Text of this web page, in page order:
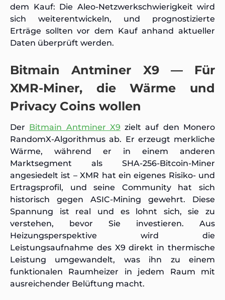
dem Kauf: Die Aleo-Netzwerkschwierigkeit wird
sich weiterentwickeln, und prognostizierte
Erträge sollten vor dem Kauf anhand aktueller
Daten überprüft werden.
Bitmain Antminer X9 — Für
XMR-Miner, die Wärme und
Privacy Coins wollen
Der Bitmain Antminer X9 zielt auf den Monero
RandomX-Algorithmus ab. Er erzeugt merkliche
Wärme, während er in einem anderen
Marktsegment als SHA-256-Bitcoin-Miner
angesiedelt ist – XMR hat ein eigenes Risiko- und
Ertragsprofil, und seine Community hat sich
historisch gegen ASIC-Mining gewehrt. Diese
Spannung ist real und es lohnt sich, sie zu
verstehen, bevor Sie investieren. Aus
Heizungsperspektive wird die
Leistungsaufnahme des X9 direkt in thermische
Leistung umgewandelt, was ihn zu einem
funktionalen Raumheizer in jedem Raum mit
ausreichender Belüftung macht.